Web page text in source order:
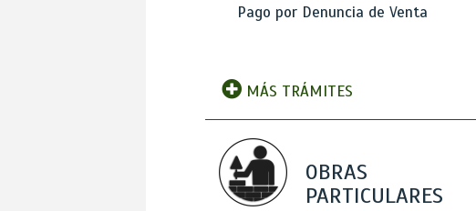
Pago por Denuncia de Venta
MÁS TRÁMITES
OBRAS
PARTICULARES